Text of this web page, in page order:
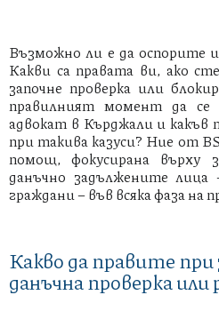
Възможно ли е да оспорите
Какви са правата ви, ако
започне проверка или
правилният момент да се
адвокат в Кърджали и
при такива казуси? Ние от
помощ, фокусирана върху
данъчно задължените
граждани – във всяка фаза на
Какво да правите при
данъчна проверка или